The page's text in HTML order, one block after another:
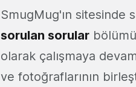
SmugMug'ın sitesinde
sorulan sorular
olarak çalışmaya
ve fotoğraflarının